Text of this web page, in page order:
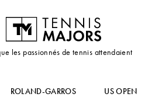
les passionnés de tennis attendaient
ROLAND-GARROS US OPEN